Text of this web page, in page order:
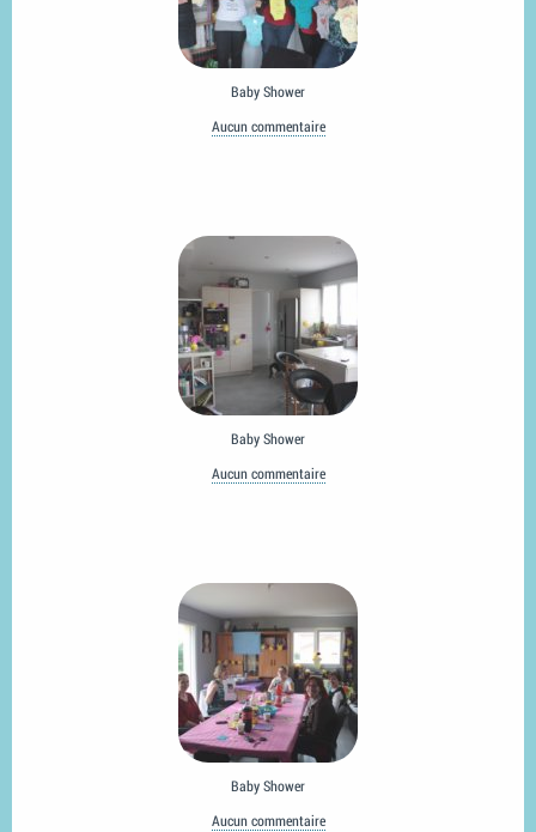
Baby Shower
Aucun commentaire
Baby Shower
Aucun commentaire
Baby Shower
Aucun commentaire